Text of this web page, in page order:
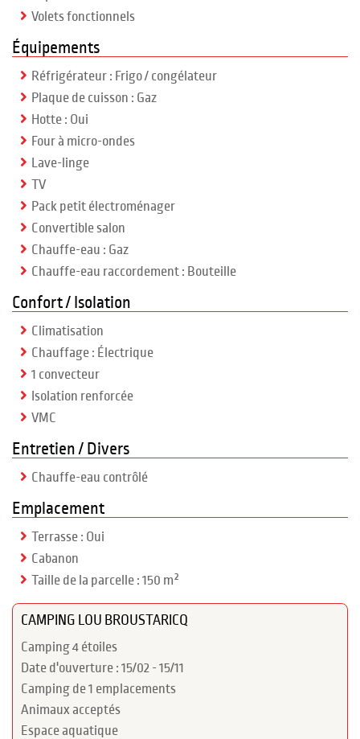
Volets fonctionnels
Équipements
Réfrigérateur : Frigo / congélateur
Plaque de cuisson : Gaz
Hotte : Oui
Four à micro-ondes
Lave-linge
TV
Pack petit électroménager
Convertible salon
Chauffe-eau : Gaz
Chauffe-eau raccordement : Bouteille
Confort / Isolation
Climatisation
Chauffage : Électrique
1 convecteur
Isolation renforcée
VMC
Entretien / Divers
Chauffe-eau contrôlé
Emplacement
Terrasse : Oui
Cabanon
Taille de la parcelle : 150 m²
CAMPING LOU BROUSTARICQ
Camping 4 étoiles
Date d'ouverture : 15/02 - 15/11
Camping de 1 emplacements
Animaux acceptés
Espace aquatique